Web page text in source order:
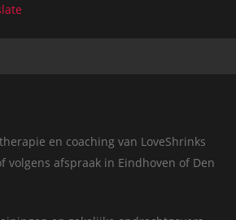
en coaching van LoveShrinks
afspraak in Eindhoven of Den